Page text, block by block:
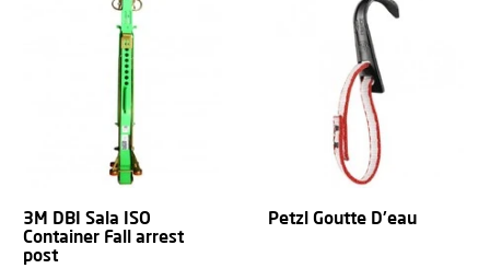
3M DBI Sala ISO
Container Fall arrest
post
Petzl Goutte D'eau